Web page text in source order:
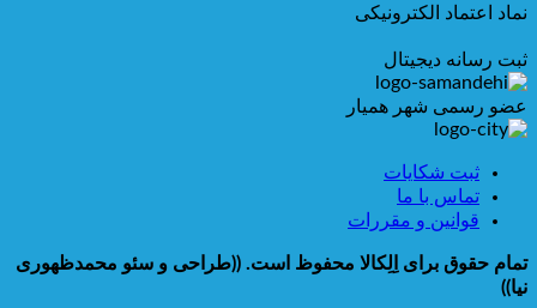
نماد اعتماد الکترونیکی
ثبت رسانه دیجیتال
عضو رسمی شهر همیار
ثبت شکایات
تماس با ما
قوانین و مقررات
تمام حقوق برای اِلِکالا محفوظ است. ((طراحی و سئو محمدظهوری
نیا))